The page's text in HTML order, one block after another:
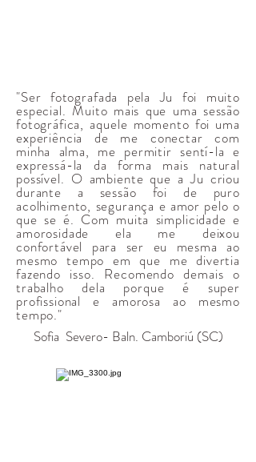
"Ser fotografada pela Ju foi muito
especial. Muito mais que uma sessão
fotográfica, aquele momento foi uma
experiência de me conectar com
minha alma, me permitir sentí-la e
expressá-la da forma mais natural
possível. O ambiente que a Ju criou
durante a sessão foi de puro
acolhimento, segurança e amor pelo o
que se é. Com muita simplicidade e
amorosidade ela me deixou
confortável para ser eu mesma ao
mesmo tempo em que me divertia
fazendo isso. Recomendo demais o
trabalho dela porque é super
profissional e amorosa ao mesmo
tempo."
Sofia Severo- Baln. Camboriú (SC)